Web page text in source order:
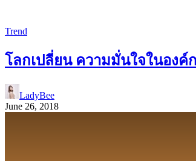
Trend
โลกเปลี่ยน ความมั่นใจในองค์
LadyBee
June 26, 2018